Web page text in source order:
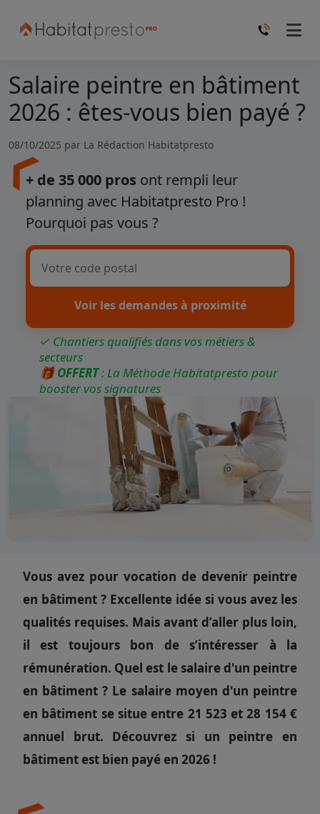
Salaire peintre en bâtiment
2026 : êtes-vous bien payé ?
08/10/2025 par La Rédaction Habitatpresto
+ de 35 000 pros ont rempli leur
planning avec Habitatpresto Pro !
Pourquoi pas vous ?
Voir les demandes à proximité
✓ Chantiers qualifiés dans vos métiers &
secteurs
🎁OFFERT: La Méthode Habitatpresto pour
booster vos signatures
Vous avez pour vocation de devenir peintre
en bâtiment ? Excellente idée si vous avez les
qualités requises. Mais avant d’aller plus loin,
il est toujours bon de s’intéresser à la
rémunération. Quel est le salaire d'un peintre
en bâtiment ? Le salaire moyen d'un peintre
en bâtiment se situe entre 21 523 et 28 154 €
annuel brut. Découvrez si un peintre en
bâtiment est bien payé en 2026 !